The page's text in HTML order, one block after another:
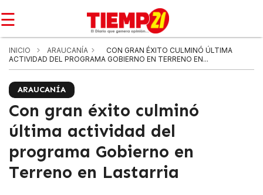
☰
INICIO ARAUCANÍA
CON GRAN ÉXITO CULMINÓ ÚLTIMA
ACTIVIDAD DEL PROGRAMA GOBIERNO EN TERRENO EN...
ARAUCANÍA
Con gran éxito culminó
última actividad del
programa Gobierno en
Terreno en Lastarria